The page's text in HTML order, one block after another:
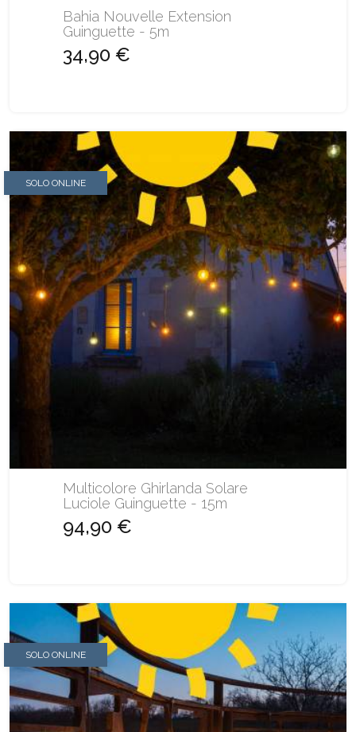
Bahia Nouvelle Extension
Guinguette - 5m
34,90 €
SOLO ONLINE
Multicolore Ghirlanda Solare
Luciole Guinguette - 15m
94,90 €
SOLO ONLINE